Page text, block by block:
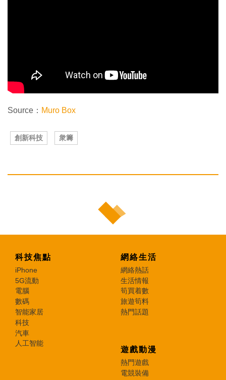
Source： Muro Box
創新科技 衆籌
科技焦點
iPhone
5G流動
電腦
數碼
智能家居
科技
汽車
人工智能
網絡生活
網絡熱話
生活情報
筍買着數
旅遊筍料
熱門話題
遊戲動漫
熱門遊戲
電競裝備